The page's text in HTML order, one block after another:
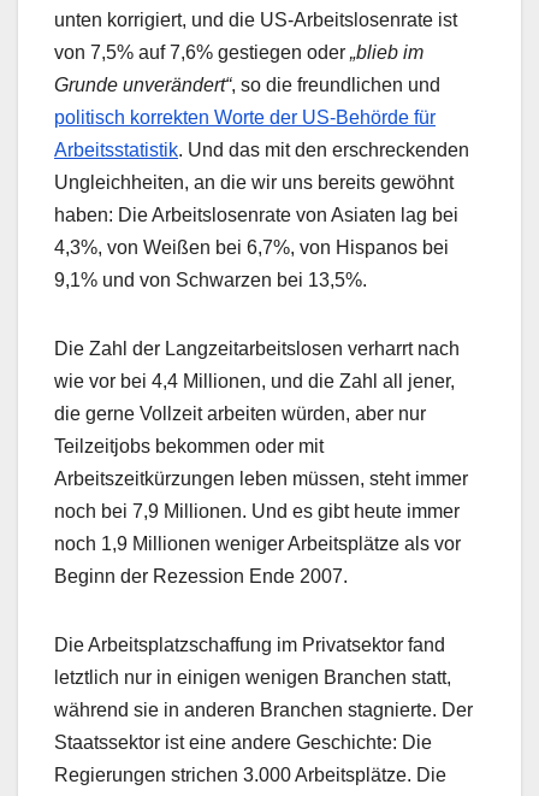
unten korrigiert, und die US-Arbeitslosenrate ist
von 7,5% auf 7,6% gestiegen oder „blieb im
Grunde unverändert“, so die freundlichen und
politisch korrekten Worte der US-Behörde für
Arbeitsstatistik. Und das mit den erschreckenden
Ungleichheiten, an die wir uns bereits gewöhnt
haben: Die Arbeitslosenrate von Asiaten lag bei
4,3%, von Weißen bei 6,7%, von Hispanos bei
9,1% und von Schwarzen bei 13,5%.
Die Zahl der Langzeitarbeitslosen verharrt nach
wie vor bei 4,4 Millionen, und die Zahl all jener,
die gerne Vollzeit arbeiten würden, aber nur
Teilzeitjobs bekommen oder mit
Arbeitszeitkürzungen leben müssen, steht immer
noch bei 7,9 Millionen. Und es gibt heute immer
noch 1,9 Millionen weniger Arbeitsplätze als vor
Beginn der Rezession Ende 2007.
Die Arbeitsplatzschaffung im Privatsektor fand
letztlich nur in einigen wenigen Branchen statt,
während sie in anderen Branchen stagnierte. Der
Staatssektor ist eine andere Geschichte: Die
Regierungen strichen 3.000 Arbeitsplätze. Die